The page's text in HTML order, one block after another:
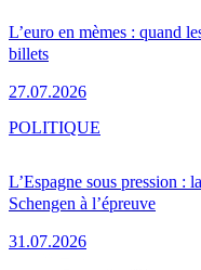
L’euro en mèmes : quand
billets
27.07.2026
L’Espagne sous pression :
Schengen à l’épreuve
31.07.2026
POLITIQUE